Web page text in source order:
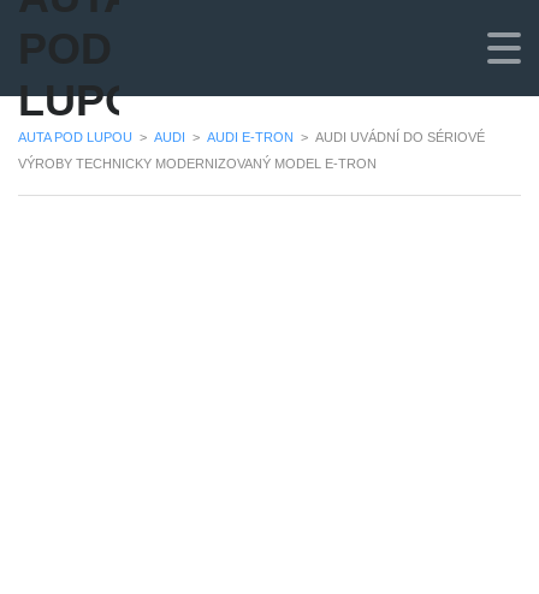
POD
LUPOU
AUTA POD LUPOU > AUDI > AUDI E-TRON > AUDI UVÁDNÍ DO SÉRIOVÉ
VÝROBY TECHNICKY MODERNIZOVANÝ MODEL E-TRON